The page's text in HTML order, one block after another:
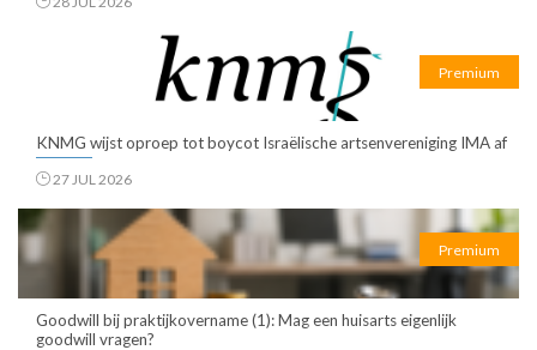
Premium
KNMG wijst oproep tot boycot Israëlische artsenvereniging IMA af
27 JUL 2026
Premium
Goodwill bij praktijkovername (1): Mag een huisarts eigenlijk
goodwill vragen?